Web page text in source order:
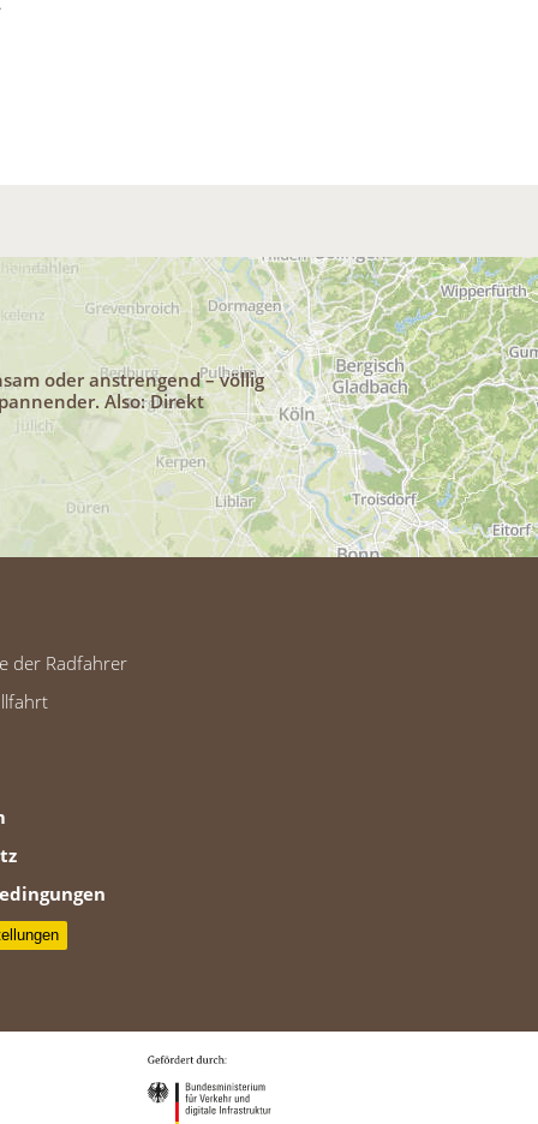
oder anstrengend – völlig
Also: Direkt
der Radfahrer